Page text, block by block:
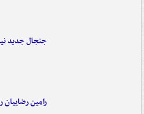
جنجال جدید
رامین